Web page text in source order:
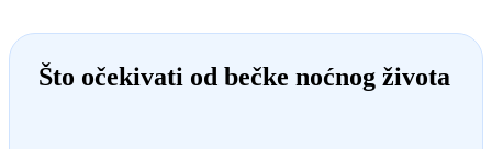
Što očekivati od bečke noćnog života